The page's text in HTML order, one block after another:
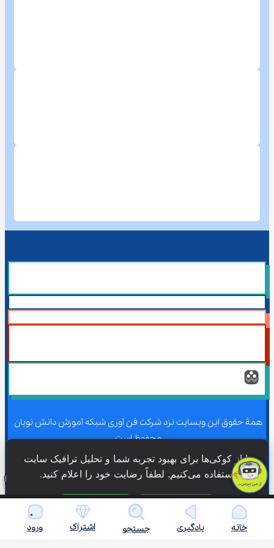
همۀ حقوق این وبسایت نزد شرکت فن آوری شبکه آموزش دانش نویان
محفوظ است.
همۀ حقوق این وبسایت نزد شرکت فن آوری شبکه آموزش دانش نویان
محفوظ است.
خانه یادگیری جستجو اشتراک ورود
ما از کوکی‌ها برای بهبود تجربه شما و تحلیل ترافیک سایت
استفاده می‌کنیم. لطفاً رضایت خود را اعلام کنید.
فقط ضروری پذیرش همه